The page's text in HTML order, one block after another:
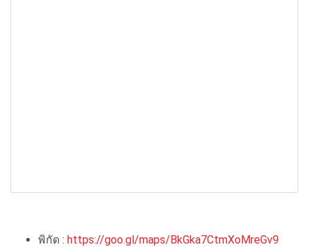
พิกัด : https://goo.gl/maps/BkGka7CtmXoMreGv9